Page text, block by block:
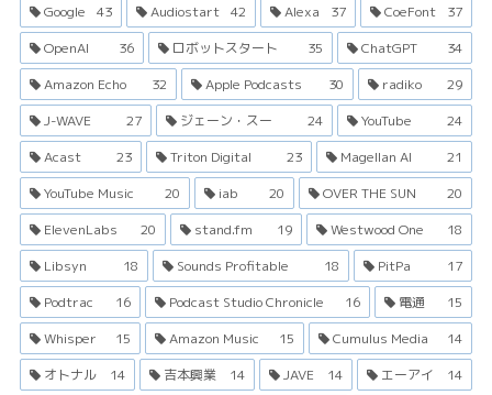
Google
43 Audiostart 42 Alexa 37 CoeFont
37
OpenAI
36 ロボットスタート 35 ChatGPT
34
Amazon Echo
32 Apple Podcasts 30 radiko
29
J-WAVE
27 ジェーン・スー 24 YouTube
24
Acast
23 Triton Digital 23 Magellan AI
21
YouTube Music
20 iab 20 OVER THE SUN
20
ElevenLabs
20 stand.fm 19 Westwood One
18
Libsyn
18 Sounds Profitable 18 PitPa
17
Podtrac
16 Podcast Studio Chronicle 16 電通
15
Whisper
15 Amazon Music 15 Cumulus Media
14
オトナル
14 吉本興業 14 JAVE 14 エーアイ
14